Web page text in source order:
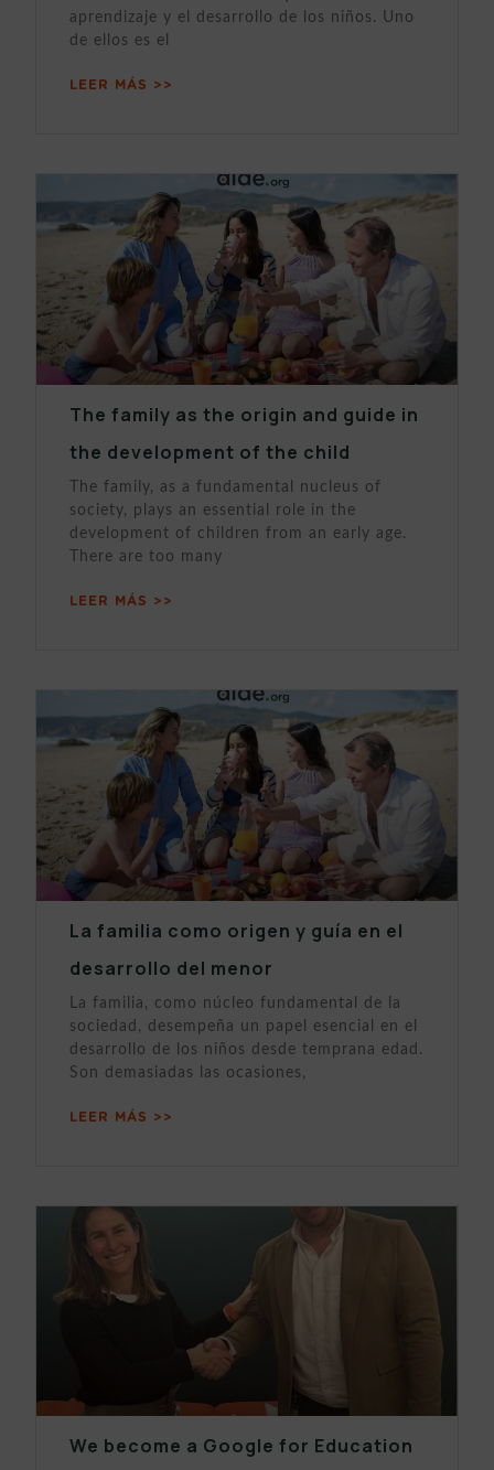
aprendizaje y el desarrollo de los niños. Uno
de ellos es el
LEER MÁS >>
The family as the origin and guide in
the development of the child
The family, as a fundamental nucleus of
society, plays an essential role in the
development of children from an early age.
There are too many
LEER MÁS >>
La familia como origen y guía en el
desarrollo del menor
La familia, como núcleo fundamental de la
sociedad, desempeña un papel esencial en el
desarrollo de los niños desde temprana edad.
Son demasiadas las ocasiones,
LEER MÁS >>
We become a Google for Education